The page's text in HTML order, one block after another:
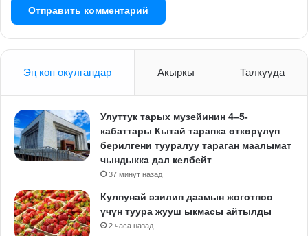
Эң көп окулгандар Акыркы Талкууда
Улуттук тарых музейинин 4–5-
кабаттары Кытай тарапка өткөрүлүп
берилгени тууралуу тараган маалымат
чындыкка дал келбейт
37 минут назад
Кулпунай эзилип даамын жоготпоо
үчүн туура жууш ыкмасы айтылды
2 часа назад